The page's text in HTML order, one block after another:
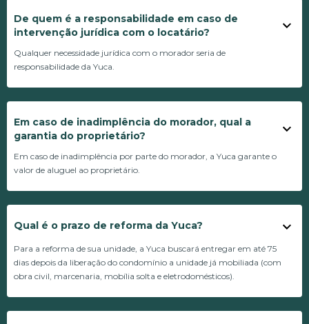
De quem é a responsabilidade em caso de
intervenção jurídica com o locatário?
Qualquer necessidade jurídica com o morador seria de
responsabilidade da Yuca.
Em caso de inadimplência do morador, qual a
garantia do proprietário?
Em caso de inadimplência por parte do morador, a Yuca garante o
valor de aluguel ao proprietário.
Qual é o prazo de reforma da Yuca?
Para a reforma de sua unidade, a Yuca buscará entregar em até 75
dias depois da liberação do condomínio a unidade já mobiliada (com
obra civil, marcenaria, mobília solta e eletrodomésticos).